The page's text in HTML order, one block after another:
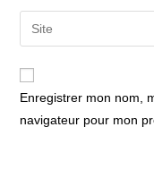
comment
email
address
comment
l’URL
de
Enregistrer mon nom,
navigateur pour mon